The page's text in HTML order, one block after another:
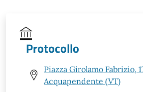
Protocollo
Piazza Girolamo Fabrizio,
Acquapendente (VT)